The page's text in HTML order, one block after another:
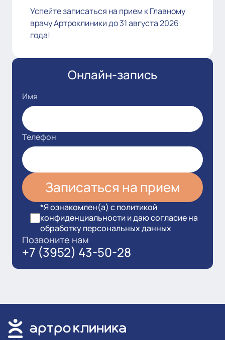
Онлайн-запись
Имя
Телефон
*Я ознакомлен(а) с политикой
конфиденциальности и даю согласие на
обработку персональных данных
Позвоните нам
+7 (3952) 43-50-28
Успейте записаться на прием к Главному
врачу Артроклиники до 31 августа 2026
года!